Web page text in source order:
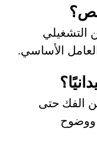
التشغيلي
الأساسي.
الفك حتى
ووضوح